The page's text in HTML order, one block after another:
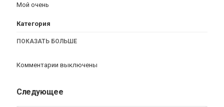
Мой очень
Категория
ПОКАЗАТЬ БОЛЬШЕ
Комментарии выключены
Следующее